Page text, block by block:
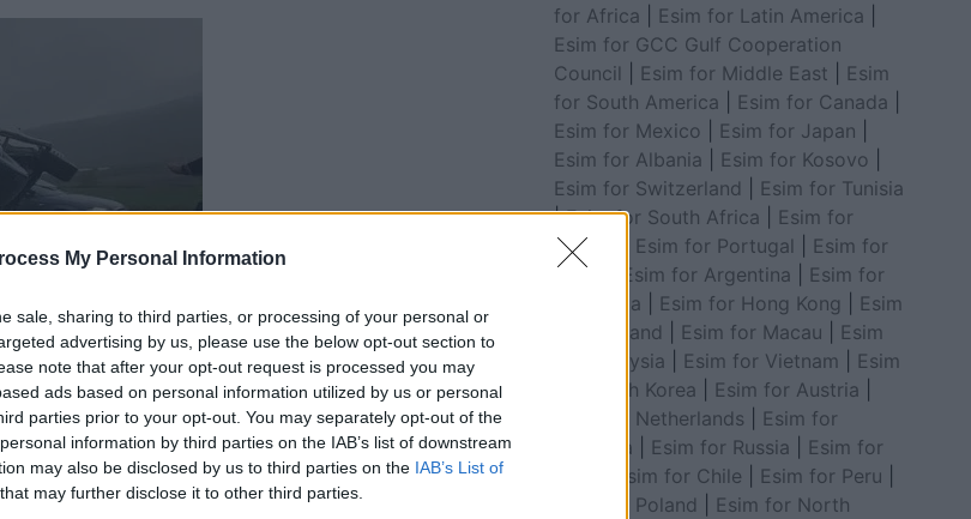
My Personal Information
sale, sharing to third parties, or processing of your personal or
advertising by us, please use the below opt-out section to
note that after your opt-out request is processed you may
ads based on personal information utilized by us or personal
parties prior to your opt-out. You may separately opt-out of the
information by third parties on the IAB’s list of downstream
may also be disclosed by us to third parties on the IAB’s List of
that may further disclose it to other third parties.
for Africa
Esim for Latin America
Esim for GCC Gulf Cooperation
Council
Esim for Middle East
Esim
for South America
Esim for Canada
Esim for Mexico
Esim for Japan
Esim for Albania
Esim for Kosovo
Esim for Switzerland
Esim for Tunisia
|Esim for South Africa
Esim for
Algeria
Esim for Portugal
Esim for
Brazil
Esim for Argentina
Esim for
Colombia
Esim for Hong Kong
Esim
for Thailand
Esim for Macau
Esim
for Malaysia
Esim for Vietnam
Esim
for South Korea
Esim for Austria
Esim for Netherlands
Esim for
Australia
Esim for Russia
Esim for
Esim for Chile Esim for Peru
Esim for Poland
Esim for North